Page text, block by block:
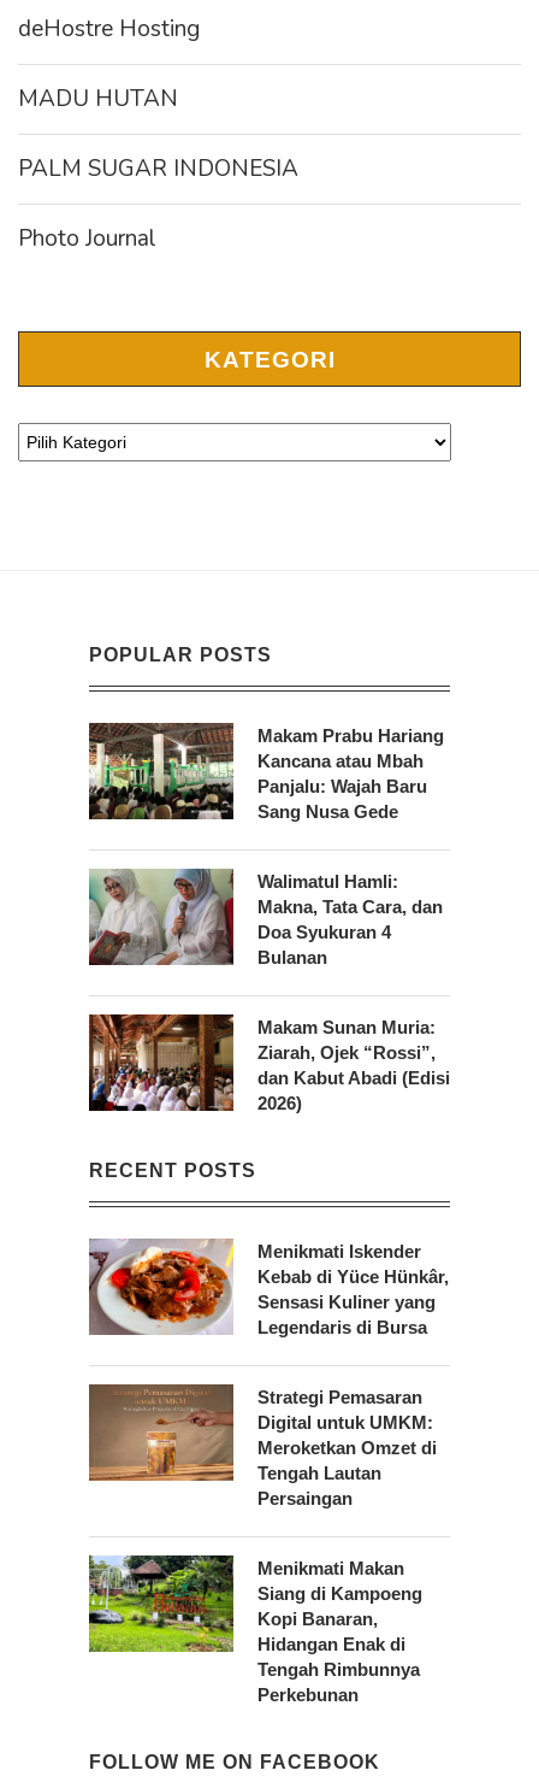
deHostre Hosting
MADU HUTAN
PALM SUGAR INDONESIA
Photo Journal
KATEGORI
POPULAR POSTS
Makam Prabu Hariang
Kancana atau Mbah
Panjalu: Wajah Baru
Sang Nusa Gede
Walimatul Hamli:
Makna, Tata Cara, dan
Doa Syukuran 4
Bulanan
Makam Sunan Muria:
Ziarah, Ojek “Rossi”,
dan Kabut Abadi (Edisi
2026)
RECENT POSTS
Menikmati Iskender
Kebab di Yüce Hünkâr,
Sensasi Kuliner yang
Legendaris di Bursa
Strategi Pemasaran
Digital untuk UMKM:
Meroketkan Omzet di
Tengah Lautan
Persaingan
Menikmati Makan
Siang di Kampoeng
Kopi Banaran,
Hidangan Enak di
Tengah Rimbunnya
Perkebunan
FOLLOW ME ON FACEBOOK